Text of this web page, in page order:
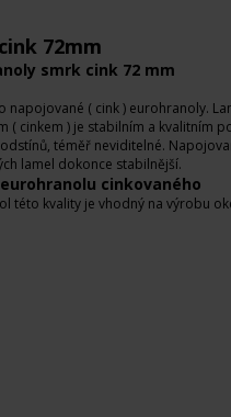
72mm
smrk cink 72 mm
napojované ( cink ) eurohranoly.
( cinkem ) je stabilním a kvalitním
téměř neviditelné.
lamel dokonce stabilnější.
cinkovaného
této kvality je vhodný na výrobu